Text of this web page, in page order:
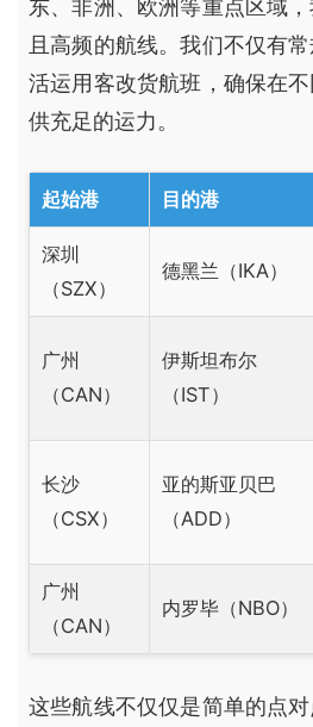
东、非洲、欧洲等重点区域
且高频的航线。我们不仅有
活运用客改货航班，确保在
供充足的运力。
起始港 目的港
深圳
（SZX）
德黑兰（IKA）
广州
（CAN）
伊斯坦布尔
（IST）
长沙
（CSX）
亚的斯亚贝巴
（ADD）
广州
（CAN）
内罗毕（NBO）
这些航线不仅仅是简单的点